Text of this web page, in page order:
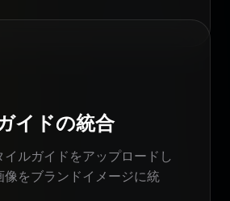
イドの統合
イルガイドをアップロードし
像をブランドイメージに統